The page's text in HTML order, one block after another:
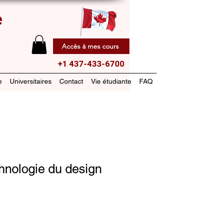
Accès à mes cours
+1 437-433-6700
Universitaires Contact Vie étudiante FAQ
du design